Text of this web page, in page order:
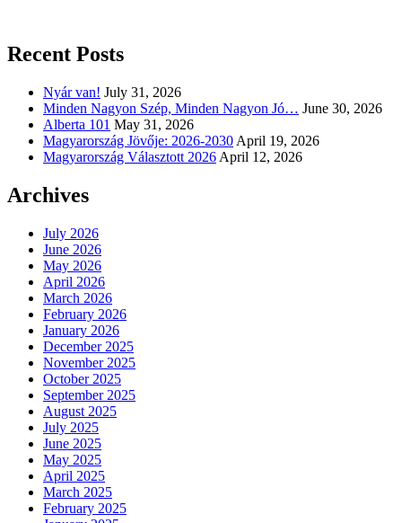
Recent Posts
Nyár van! July 31, 2026
Minden Nagyon Szép, Minden Nagyon Jó… June 30, 2026
Alberta 101 May 31, 2026
Magyarország Jövője: 2026-2030 April 19, 2026
Magyarország Választott 2026 April 12, 2026
Archives
July 2026
June 2026
May 2026
April 2026
March 2026
February 2026
January 2026
December 2025
November 2025
October 2025
September 2025
August 2025
July 2025
June 2025
May 2025
April 2025
March 2025
February 2025